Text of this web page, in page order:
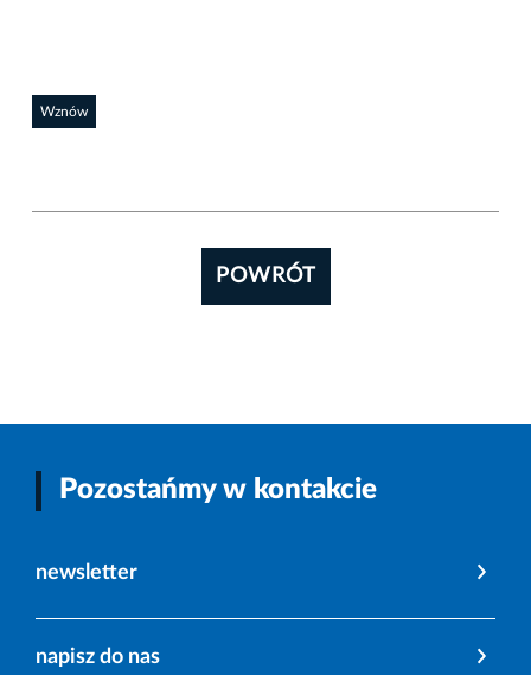
Wznów
POWRÓT
Pozostańmy w kontakcie
newsletter
napisz do nas